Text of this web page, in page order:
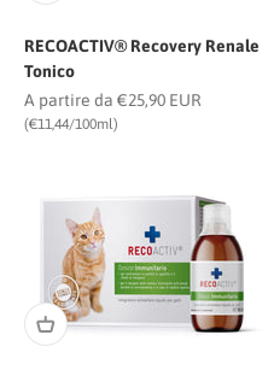
RECOACTIV® Recovery Renale
Tonico
Prezzo scontato
A partire da €25,90 EUR
(€11,44/100ml)